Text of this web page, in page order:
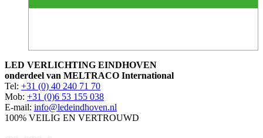
LED VERLICHTING EINDHOVEN
onderdeel van MELTRACO International
Tel: +31 (0) 40 240 71 70
Mob: +31 (0)6 53 155 038
E-mail: info@ledeindhoven.nl
100% VEILIG EN VERTROUWD